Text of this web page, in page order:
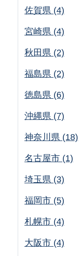
佐賀県 (4)
宮崎県 (4)
秋田県 (2)
福島県 (2)
徳島県 (6)
沖縄県 (7)
神奈川県 (18)
名古屋市 (1)
埼玉県 (3)
福岡市 (5)
札幌市 (4)
大阪市 (4)